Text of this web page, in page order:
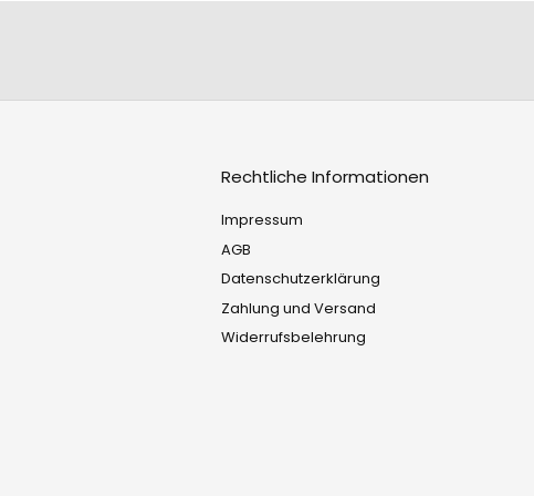
Rechtliche Informationen
Impressum
AGB
Datenschutzerklärung
Zahlung und Versand
Widerrufsbelehrung